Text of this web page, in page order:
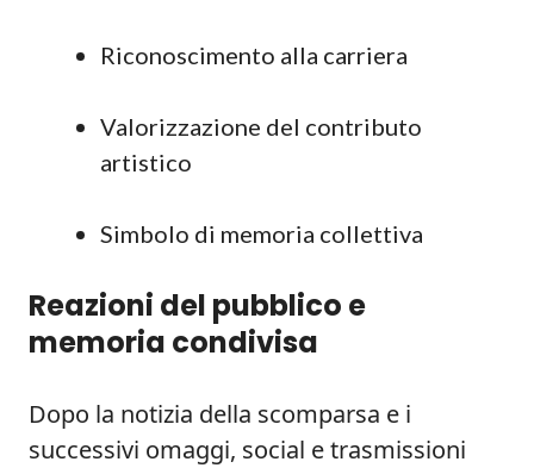
Riconoscimento alla carriera
Valorizzazione del contributo
artistico
Simbolo di memoria collettiva
Reazioni del pubblico e
memoria condivisa
Dopo la notizia della scomparsa e i
successivi omaggi, social e trasmissioni